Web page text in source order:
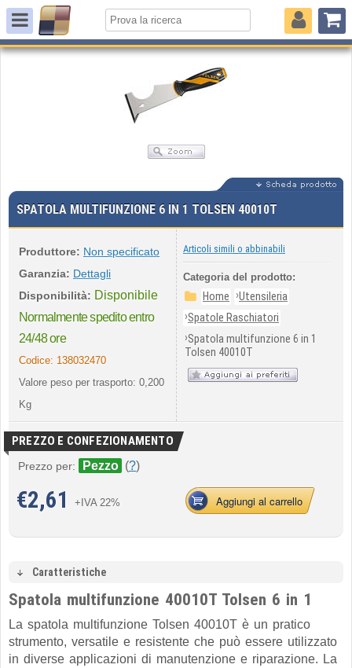
SPATOLA MULTIFUNZIONE 6 IN 1 TOLSEN 40010T
Produttore: Non specificato
Garanzia: Dettagli
Disponibilità: Disponibile
Normalmente spedito entro
24/48 ore
Codice: 138032470
Valore peso per trasporto: 0,200
Kg
Articoli simili o abbinabili
Categoria del prodotto:
Home ›Utensileria
›Spatole Raschiatori
›Spatola multifunzione 6 in 1
Tolsen 40010T
PREZZO E CONFEZIONAMENTO
Prezzo per: Pezzo (?)
€2,61 +IVA 22% Aggiungi al carrello
Caratteristiche
Spatola multifunzione 40010T Tolsen 6 in 1
La spatola multifunzione Tolsen 40010T è un pratico
strumento, versatile e resistente che può essere utilizzato
in diverse applicazioni di manutenzione e riparazione. La